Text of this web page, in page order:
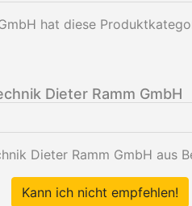
hat diese
Dieter Ramm GmbH
Dieter Ramm GmbH aus
Kann ich nicht empfehlen!